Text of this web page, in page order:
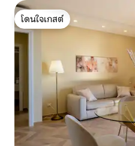
โดนใจเกสต์
โดนใจเกสต์